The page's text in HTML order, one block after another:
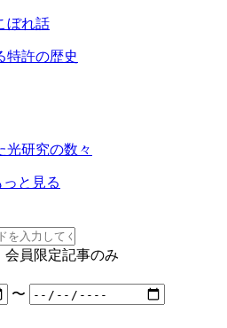
ぼれ話
特許の歴史
光研究の数々
っと見る
会員限定記事のみ
〜